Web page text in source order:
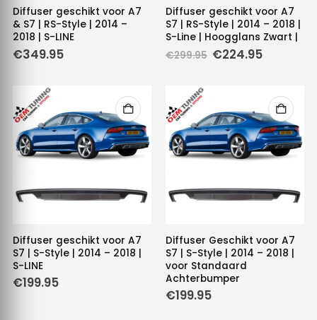
Diffuser geschikt voor A7
& S7 | RS-Style | 2014 –
2018 | S-LINE
€349.95
Diffuser geschikt voor A7
S7 | RS-Style | 2014 – 2018 |
S-Line | Hoogglans Zwart |
€299.95 Oorspronkelijke
€224.95Huidige
Diffuser geschikt voor A7
S7 | S-Style | 2014 – 2018 |
S-LINE
€199.95
Diffuser Geschikt voor A7
S7 | S-Style | 2014 – 2018 |
voor Standaard
Achterbumper
€199.95